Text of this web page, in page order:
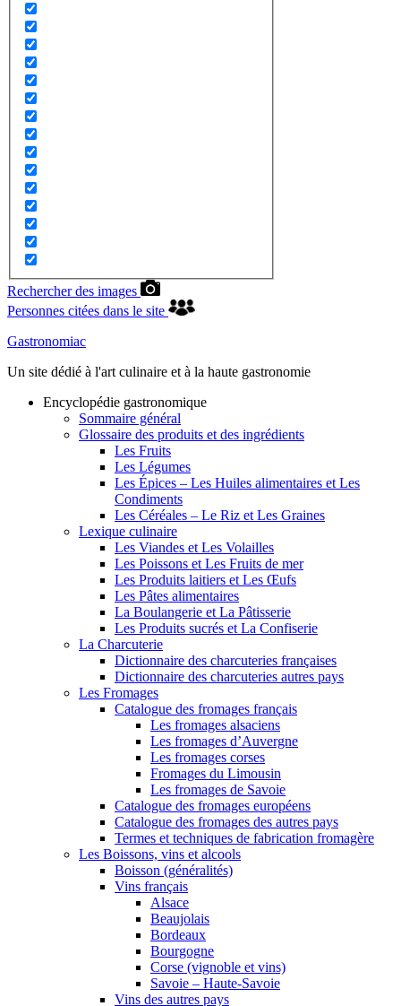
Rechercher des images
Personnes citées dans le site
Gastronomiac
Un site dédié à l'art culinaire et à la haute gastronomie
Encyclopédie gastronomique
Sommaire général
Glossaire des produits et des ingrédients
Les Fruits
Les Légumes
Les Épices – Les Huiles alimentaires et Les
Condiments
Les Céréales – Le Riz et Les Graines
Lexique culinaire
Les Viandes et Les Volailles
Les Poissons et Les Fruits de mer
Les Produits laitiers et Les Œufs
Les Pâtes alimentaires
La Boulangerie et La Pâtisserie
Les Produits sucrés et La Confiserie
La Charcuterie
Dictionnaire des charcuteries françaises
Dictionnaire des charcuteries autres pays
Les Fromages
Catalogue des fromages français
Les fromages alsaciens
Les fromages d’Auvergne
Les fromages corses
Fromages du Limousin
Les fromages de Savoie
Catalogue des fromages européens
Catalogue des fromages des autres pays
Termes et techniques de fabrication fromagère
Les Boissons, vins et alcools
Boisson (généralités)
Vins français
Alsace
Beaujolais
Bordeaux
Bourgogne
Corse (vignoble et vins)
Savoie – Haute-Savoie
Vins des autres pays